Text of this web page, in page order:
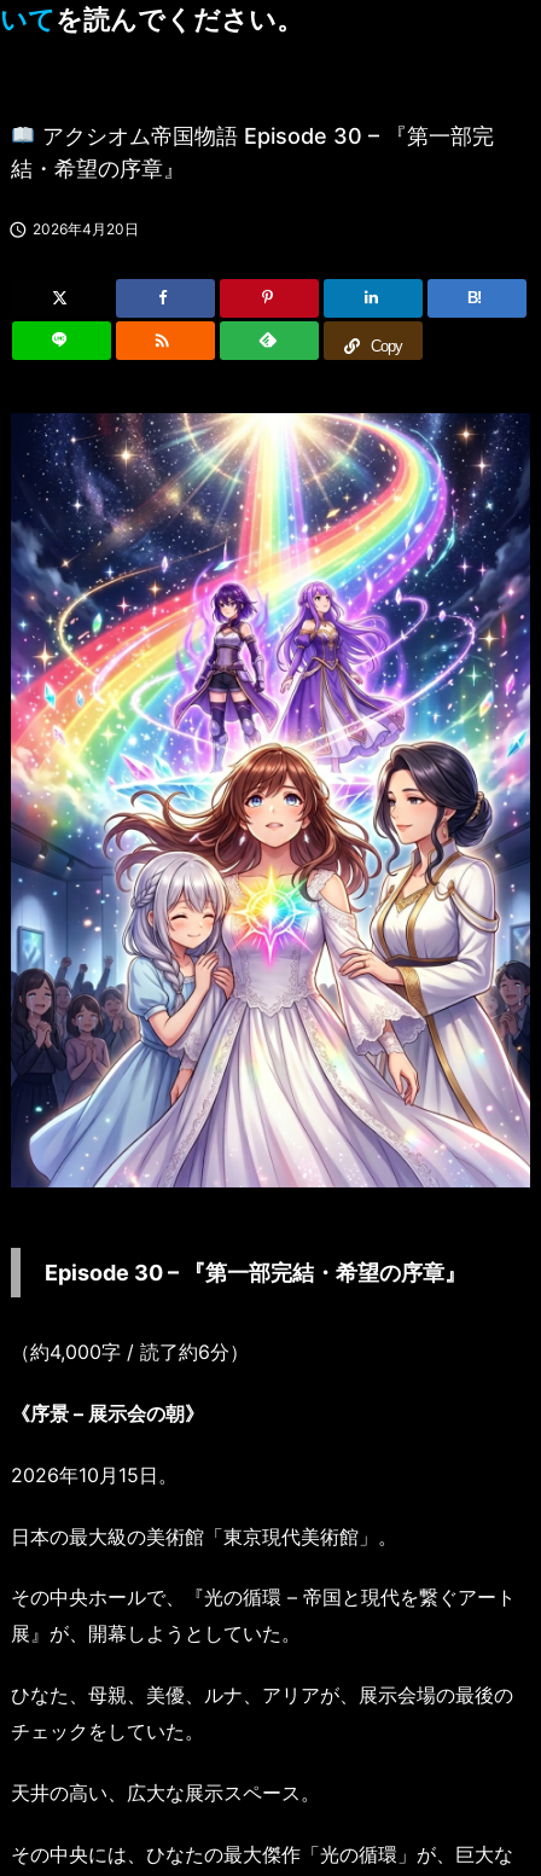
いてを読んでください。
アクシオム帝国物語 Episode 30 – 『第一部完
結・希望の序章』
 2026年4月20日
B!
 Copy
Episode 30 – 『第一部完結・希望の序章』
（約4,000字 / 読了約6分）
《序景 – 展示会の朝》
2026年10月15日。
日本の最大級の美術館「東京現代美術館」。
その中央ホールで、『光の循環 – 帝国と現代を繋ぐアート
展』が、開幕しようとしていた。
ひなた、母親、美優、ルナ、アリアが、展示会場の最後の
チェックをしていた。
天井の高い、広大な展示スペース。
その中央には、ひなたの最大傑作「光の循環」が、巨大な